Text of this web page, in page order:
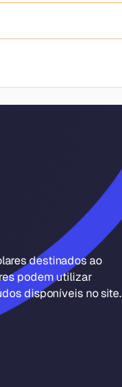
destinados ao
podem utilizar
disponíveis no site.